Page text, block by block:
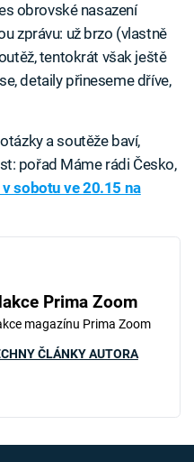
obrovské nasazení
zprávu: už brzo (vlastně
tentokrát však ještě
detaily přineseme dříve,
a soutěže baví,
pořad Máme rádi Česko,
sobotu ve 20.15 na
Prima Zoom
magazínu Prima Zoom
ČLÁNKY AUTORA